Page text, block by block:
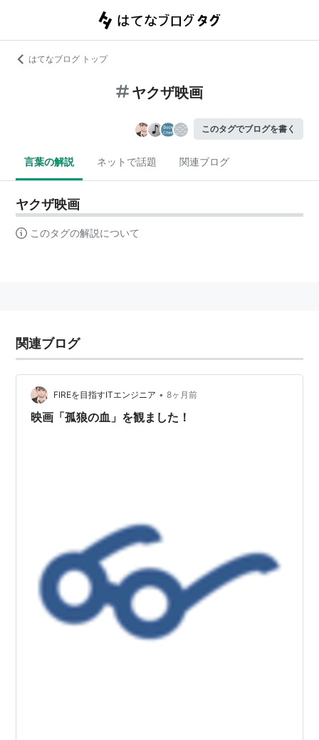
はてなブログ トップ
ヤクザ映画
このタグでブログを書く
言葉の解説 ネットで話題 関連ブログ
ヤクザ映画
このタグの解説について
関連ブログ
FIREを目指すITエンジニア • 8ヶ月前
映画「孤狼の血」を観ました！